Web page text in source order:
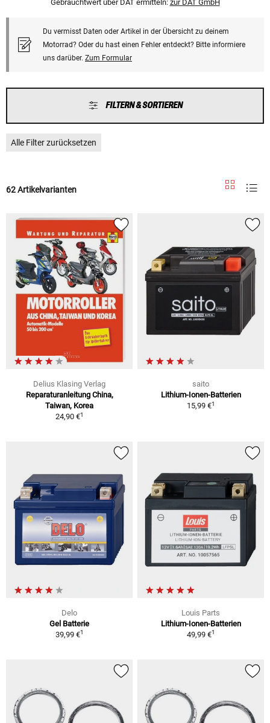
Gebrauchtwert über DAT ermitteln: zur DAT GmbH
Du vermisst Daten oder Artikel in der Übersicht zu deinem
Motorrad? Oder du hast einen Fehler entdeckt? Bitte informiere
uns darüber. Zum Formular
FILTERN & SORTIEREN
Alle Filter zurücksetzen
62 Artikelvarianten
Delius Klasing Verlag
Reparaturanleitung China,
Taiwan, Korea
24,90 €1
saito
Lithium-Ionen-Batterien
15,99 €1
Delo
Gel Batterie
39,99 €1
Louis Parts
Lithium-Ionen-Batterien
49,99 €1